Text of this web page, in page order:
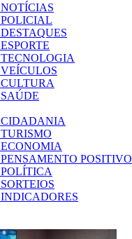
NOTÍCIAS
POLICIAL
DESTAQUES
ESPORTE
TECNOLOGIA
VEÍCULOS
CULTURA
SAÚDE
CIDADANIA
TURISMO
ECONOMIA
PENSAMENTO POSITIVO
POLÍTICA
SORTEIOS
INDICADORES